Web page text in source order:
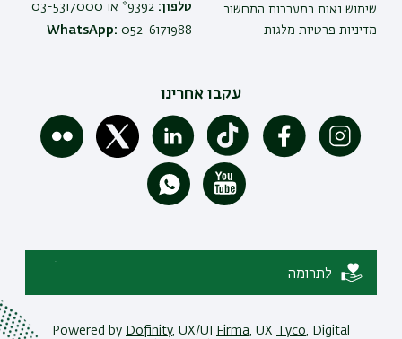
שימוש נאות במערכות המחשוב
מדיניות פרטיות מלגות
טלפון: 9392* או 03-5317000
WhatsApp: 052-6171988
עקבו אחרינו
לתרומה
Powered by Dofinity, UX/UI Firma, UX Tyco, Digital